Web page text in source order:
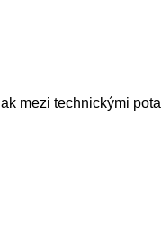
mezi technickými pota